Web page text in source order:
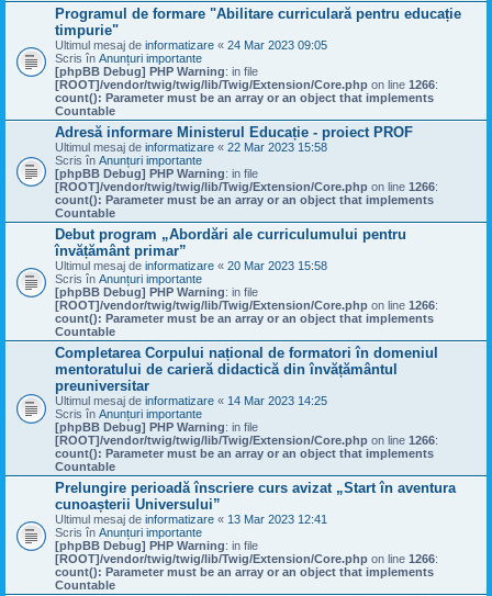
Programul de formare "Abilitare curriculară pentru educație
timpurie"
Ultimul mesaj de informatizare « 24 Mar 2023 09:05
Scris în Anunțuri importante
[phpBB Debug] PHP Warning: in file
[ROOT]/vendor/twig/twig/lib/Twig/Extension/Core.php on line 1266:
count(): Parameter must be an array or an object that implements
Countable
Adresă informare Ministerul Educație - proiect PROF
Ultimul mesaj de informatizare « 22 Mar 2023 15:58
Scris în Anunțuri importante
[phpBB Debug] PHP Warning: in file
[ROOT]/vendor/twig/twig/lib/Twig/Extension/Core.php on line 1266:
count(): Parameter must be an array or an object that implements
Countable
Debut program „Abordări ale curriculumului pentru
învățământ primar”
Ultimul mesaj de informatizare « 20 Mar 2023 15:58
Scris în Anunțuri importante
[phpBB Debug] PHP Warning: in file
[ROOT]/vendor/twig/twig/lib/Twig/Extension/Core.php on line 1266:
count(): Parameter must be an array or an object that implements
Countable
Completarea Corpului național de formatori în domeniul
mentoratului de carieră didactică din învățământul
preuniversitar
Ultimul mesaj de informatizare « 14 Mar 2023 14:25
Scris în Anunțuri importante
[phpBB Debug] PHP Warning: in file
[ROOT]/vendor/twig/twig/lib/Twig/Extension/Core.php on line 1266:
count(): Parameter must be an array or an object that implements
Countable
Prelungire perioadă înscriere curs avizat „Start în aventura
cunoașterii Universului”
Ultimul mesaj de informatizare « 13 Mar 2023 12:41
Scris în Anunțuri importante
[phpBB Debug] PHP Warning: in file
[ROOT]/vendor/twig/twig/lib/Twig/Extension/Core.php on line 1266:
count(): Parameter must be an array or an object that implements
Countable